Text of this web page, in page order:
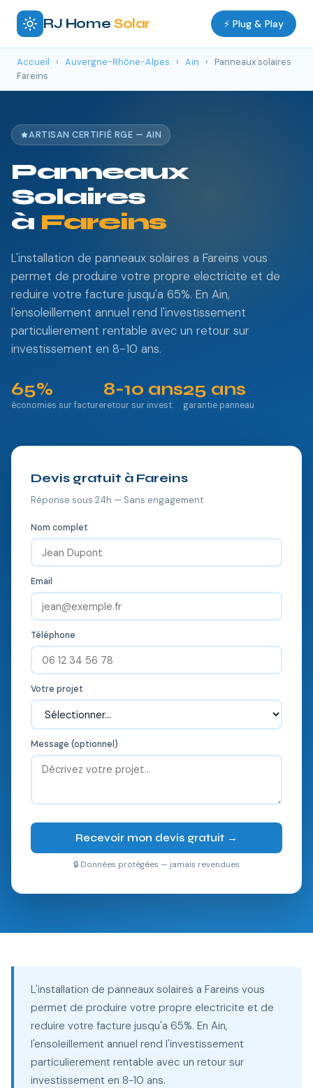
RJ Home Solar ⚡ Plug & Play
Accueil › Auvergne-Rhône-Alpes › Ain ›
Panneaux solaires
Fareins
ARTISAN CERTIFIÉ RGE — AIN
Panneaux
Solaires
à Fareins
L'installation de panneaux solaires a Fareins vous
permet de produire votre propre electricite et de
reduire votre facture jusqu'a 65%. En Ain,
l'ensoleillement annuel rend l'investissement
particulierement rentable avec un retour sur
investissement en 8-10 ans.
65%
économies sur facture
8-10 ans
retour sur invest.
25 ans
garantie panneau
Devis gratuit à Fareins
Réponse sous 24h — Sans engagement
Nom complet
Email
Téléphone
Votre projet
Message (optionnel)
Recevoir mon devis gratuit →
🔒 Données protégées — jamais revendues
L'installation de panneaux solaires a Fareins vous
permet de produire votre propre electricite et de
reduire votre facture jusqu'a 65%. En Ain,
l'ensoleillement annuel rend l'investissement
particulierement rentable avec un retour sur
investissement en 8-10 ans.